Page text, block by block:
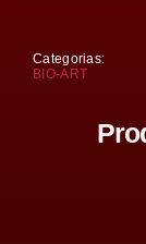
Categorias:
BIO-ART